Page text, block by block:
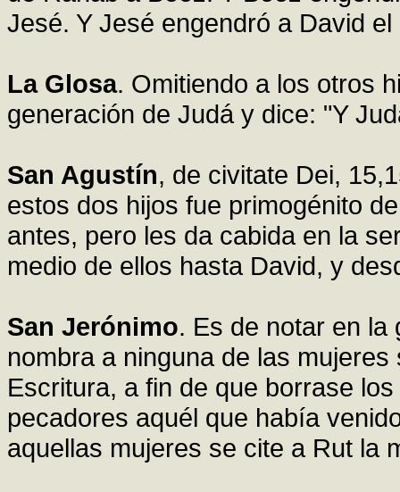
Jesé. Y Jesé engendró a David
La Glosa. Omitiendo a los otros
generación de Judá y dice: "Y
San Agustín, de civitate Dei,
estos dos hijos fue primogénito
antes, pero les da cabida en la
medio de ellos hasta David, y
San Jerónimo. Es de notar en la
nombra a ninguna de las
Escritura, a fin de que borrase
pecadores aquél que había
aquellas mujeres se cite a Rut la